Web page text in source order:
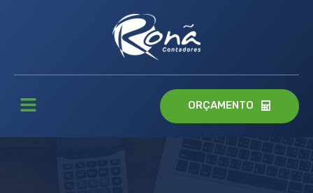
ORÇAMENTO